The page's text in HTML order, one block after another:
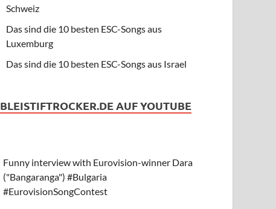
Schweiz
Das sind die 10 besten ESC-Songs aus
Luxemburg
Das sind die 10 besten ESC-Songs aus Israel
BLEISTIFTROCKER.DE AUF YOUTUBE
Funny interview with Eurovision-winner Dara
("Bangaranga") #Bulgaria
#EurovisionSongContest